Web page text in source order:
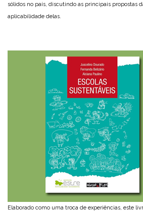
sólidos no país, discutindo as principais propostas
aplicabilidade delas.
Elaborado como uma troca de experiências, este